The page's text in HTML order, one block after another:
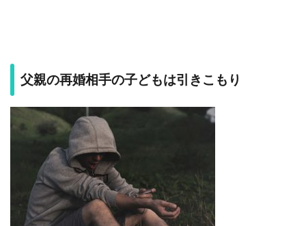
父親の再婚相手の子どもは引きこもり